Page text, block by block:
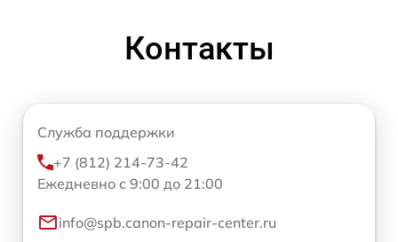
Контакты
Служба поддержки
+7 (812) 214-73-42
Ежедневно с 9:00 до 21:00
info@spb.canon-repair-center.ru